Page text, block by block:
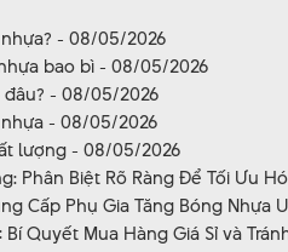
- 08/05/2026
bao bì - 08/05/2026
đâu? - 08/05/2026
- 08/05/2026
lượng - 08/05/2026
Phân Biệt Rõ Ràng Để Tối Ưu
Cấp Phụ Gia Tăng Bóng Nhựa
Quyết Mua Hàng Giá Sỉ và